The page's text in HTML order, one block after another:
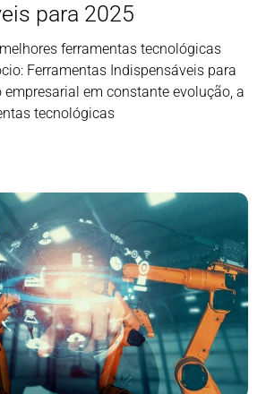
para 2025
ferramentas tecnológicas
Ferramentas Indispensáveis para
empresarial em constante evolução, a
tecnológicas